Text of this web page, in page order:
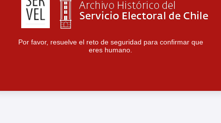
Por favor, resuelve el reto de seguridad para confirmar que
eres humano.